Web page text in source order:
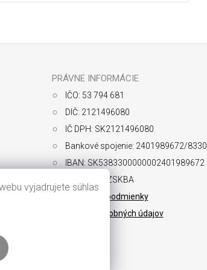
vyjadrujete súhlas
PRÁVNE INFORMÁCIE
IČO: 53 794 681
DIČ: 2121496080
IČ DPH: SK2121496080
Bankové spojenie: 2401989672/8330
IBAN: SK5383300000002401989672
SWIFT: FIOZSKBA
Obchodné podmienky
Ochrana osobných údajov